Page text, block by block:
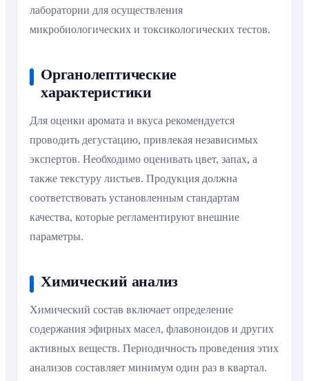
лаборатории для осуществления
микробиологических и токсикологических тестов.
Органолептические
характеристики
Для оценки аромата и вкуса рекомендуется
проводить дегустацию, привлекая независимых
экспертов. Необходимо оценивать цвет, запах, а
также текстуру листьев. Продукция должна
соответствовать установленным стандартам
качества, которые регламентируют внешние
параметры.
Химический анализ
Химический состав включает определение
содержания эфирных масел, флавоноидов и других
активных веществ. Периодичность проведения этих
анализов составляет минимум один раз в квартал.